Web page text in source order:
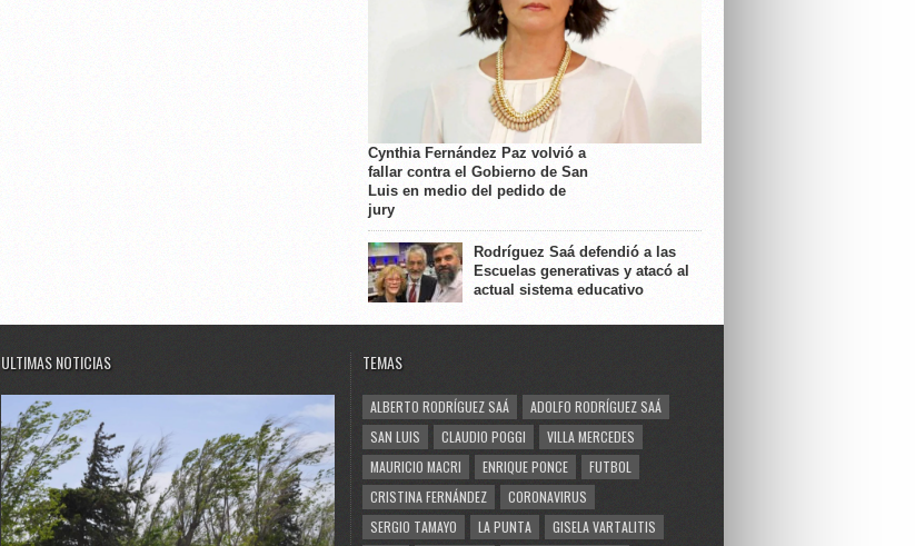
Cynthia Fernández Paz volvió a
fallar contra el Gobierno de San
Luis en medio del pedido de
jury
Rodríguez Saá defendió a las
Escuelas generativas y atacó al
actual sistema educativo
ULTIMAS NOTICIAS TEMAS
ALBERTO RODRÍGUEZ SAÁ
ADOLFO RODRÍGUEZ SAÁ
SAN LUIS
CLAUDIO POGGI
VILLA MERCEDES
MAURICIO MACRI
ENRIQUE PONCE
FUTBOL
CRISTINA FERNÁNDEZ
CORONAVIRUS
SERGIO TAMAYO
LA PUNTA
GISELA VARTALITIS